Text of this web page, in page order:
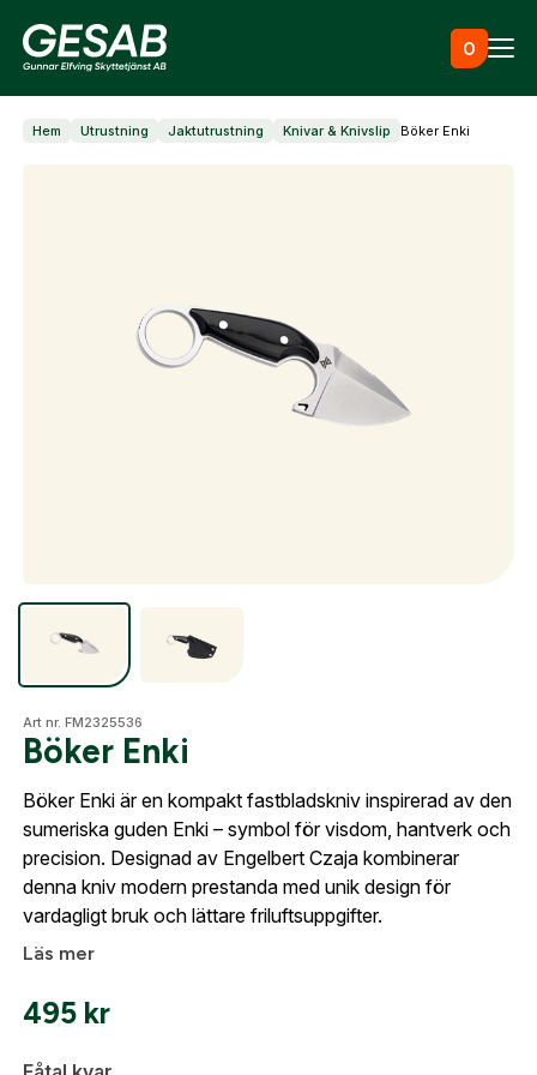
0
Ammunition
Jaktkläder & skor
Mer
Mitt konto
Kontakta oss
Hem Utrustning Jaktutrustning Knivar & Knivslip Böker Enki
Art nr. FM2325536
Böker Enki
Böker Enki är en kompakt fastbladskniv inspirerad av den
sumeriska guden Enki – symbol för visdom, hantverk och
precision. Designad av Engelbert Czaja kombinerar
denna kniv modern prestanda med unik design för
vardagligt bruk och lättare friluftsuppgifter.
Läs mer
495 kr
Logga in
Logga in för att handla med dina avtalspriser, smidig
fakturabetalning och tillgång till orderhistorik.
När du är inloggad hanteras beställningen
automatiskt enligt dina inställningar.
E-postadress:
skapat. I vår FAQ hittar du svar på de vanligaste
frågorna gällande Mitt konto.
Org. nummer
Leverans & fakturaadress
så fort den här produkten är tillbaka i vårt